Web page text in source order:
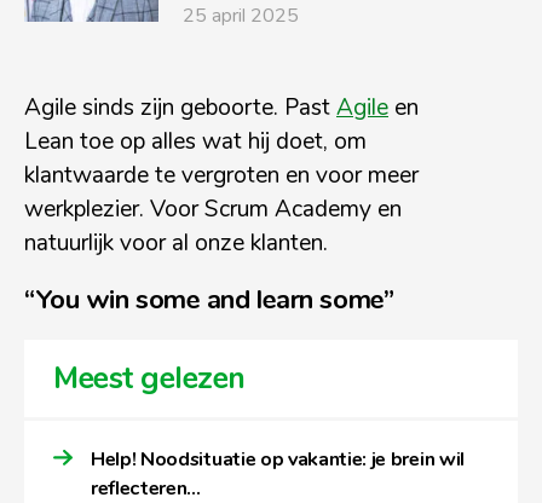
25 april 2025
Agile sinds zijn geboorte. PastAgile en
Lean toe op alles wat hij doet, om
klantwaarde te vergroten en voor meer
werkplezier. Voor Scrum Academy en
natuurlijk voor al onze klanten.
“You win some and learn some”
Meest gelezen
Help! Noodsituatie op vakantie: je brein wil
reflecteren…